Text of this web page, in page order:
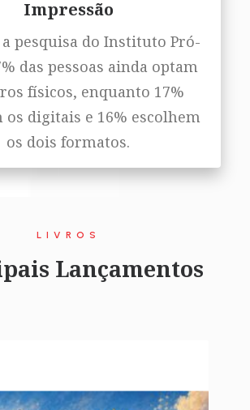
Impressão
a pesquisa do Instituto Pró-
das pessoas ainda optam
físicos, enquanto 17%
os digitais e 16% escolhem
os dois formatos.
LIVROS
Lançamentos